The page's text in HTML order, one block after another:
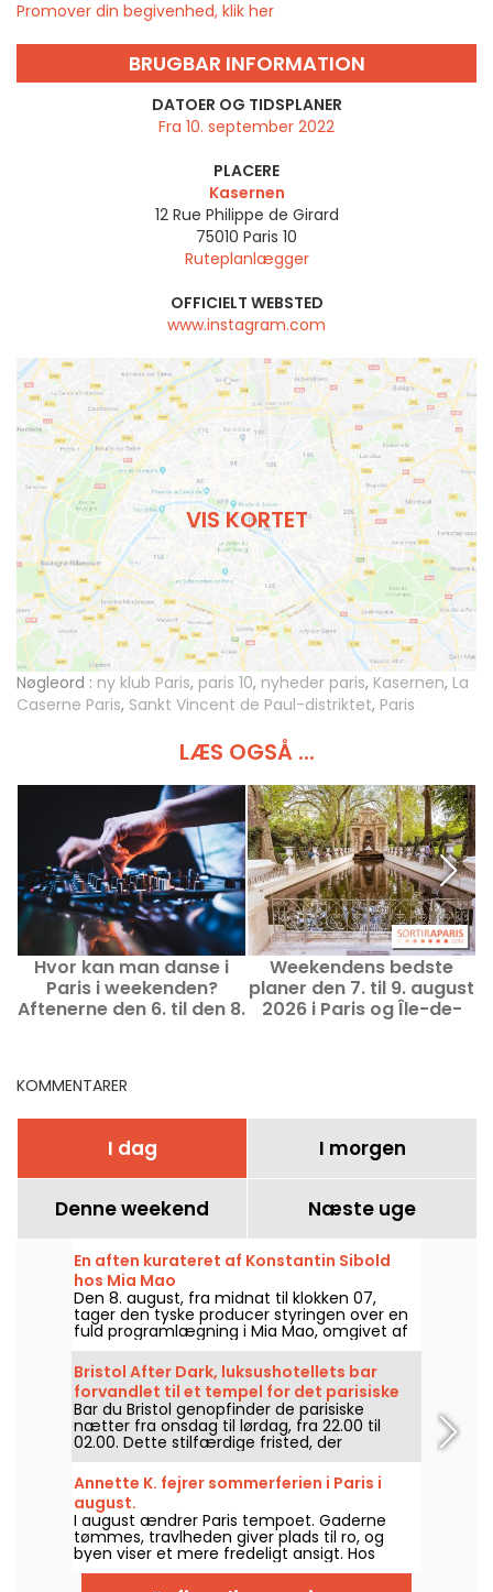
Promover din begivenhed, klik her
BRUGBAR INFORMATION
DATOER OG TIDSPLANER
Fra 10. september 2022
PLACERE
Kasernen
12 Rue Philippe de Girard
75010 Paris 10
Ruteplanlægger
OFFICIELT WEBSTED
www.instagram.com
VIS KORTET
Nøgleord : ny klub Paris, paris 10, nyheder paris, Kasernen, La
Caserne Paris, Sankt Vincent de Paul-distriktet, Paris
LÆS OGSÅ ...
Hvor kan man danse i
Paris i weekenden?
Aftenerne den 6. til den 8.
Weekendens bedste
planer den 7. til 9. august
2026 i Paris og Île-de-
KOMMENTARER
I dag I morgen
Denne weekend Næste uge
En aften kurateret af Konstantin Sibold
hos Mia Mao
Den 8. august, fra midnat til klokken 07,
tager den tyske producer styringen over en
fuld programlægning i Mia Mao, omgivet af
Hardt Antoine og EG, for en aften der
spænder over melodisk house, techno og
deres grænseområder.
Bristol After Dark, luksushotellets bar
forvandlet til et tempel for det parisiske
natteliv
Bar du Bristol genopfinder de parisiske
nætter fra onsdag til lørdag, fra 22.00 til
02.00. Dette stilfærdige fristed, der
omdøbes til "Bristol After Dark", når mørket
falder på, kombinerer paladsets elegance
med nattens vanvid, til kult og trendy
aftener i exceptionelle omgivelser.
Annette K. fejrer sommerferien i Paris i
august.
I august ændrer Paris tempoet. Gaderne
tømmes, travlheden giver plads til ro, og
byen viser et mere fredeligt ansigt. Hos
Annette K. nyder man denne særlige pause
for at forlænge feriestemningen, fødderne